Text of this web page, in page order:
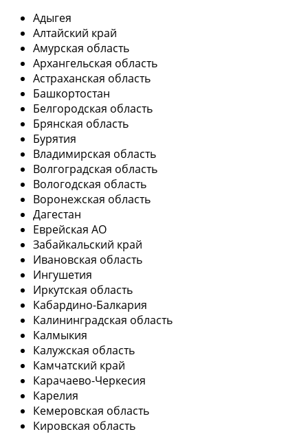
Адыгея
Алтайский край
Амурская область
Архангельская область
Астраханская область
Башкортостан
Белгородская область
Брянская область
Бурятия
Владимирская область
Волгоградская область
Вологодская область
Воронежская область
Дагестан
Еврейская АО
Забайкальский край
Ивановская область
Ингушетия
Иркутская область
Кабардино-Балкария
Калининградская область
Калмыкия
Калужская область
Камчатский край
Карачаево-Черкесия
Карелия
Кемеровская область
Кировская область